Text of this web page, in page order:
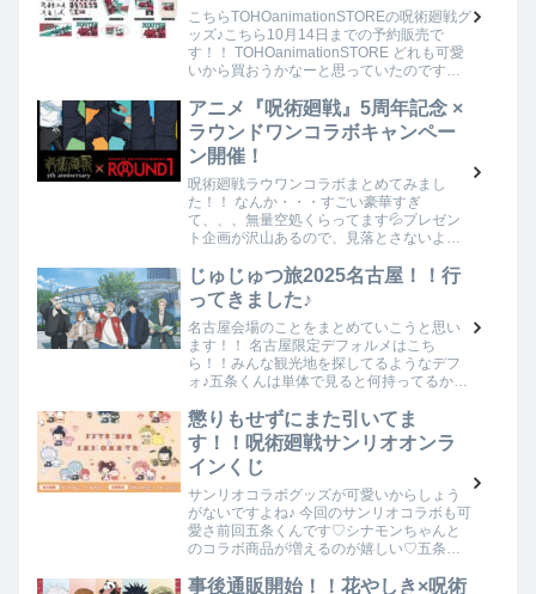
こちらTOHOanimationSTOREの呪術廻戦グ
ッズ♪こちら10月14日までの予約販売で
す！！ TOHOanimationSTORE どれも可愛
いから買おうかなーと思っていたのです
て・・・・！！！このイラスト…
アニメ『呪術廻戦』5周年記念 ×
ラウンドワンコラボキャンペー
ン開催！
呪術廻戦ラウワンコラボまとめてみまし
た！！ なんか・・・すごい豪華すぎ
て、、、無量空処くらってます💦プレゼン
ト企画が沢山あるので、見落とさないよう
す！！コラボドリンク・フード ボウリン
グ・カラオケ・ダ…
じゅじゅつ旅2025名古屋！！行
ってきました♪
名古屋会場のことをまとめていこうと思い
ます！！ 名古屋限定デフォルメはこち
ら！！みんな観光地を探してるようなデフ
ォ♪五条くんは単体で見ると何持ってるか分
商品25個まで。選べる商品は5個までの個数
制限…
懲りもせずにまた引いてま
す！！呪術廻戦サンリオオンラ
インくじ
サンリオコラボグッズが可愛いからしょう
がないですよね♪ 今回のサンリオコラボも可
愛さ前回五条くんです♡シナモンちゃんと
のコラボ商品が増えるのが嬉しい♡五条く
品ラインナップ 今回のWEB開封は缶バッチ
事後通販開始！！花やしき×呪術